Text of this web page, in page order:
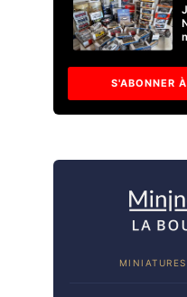
S'ABONNER